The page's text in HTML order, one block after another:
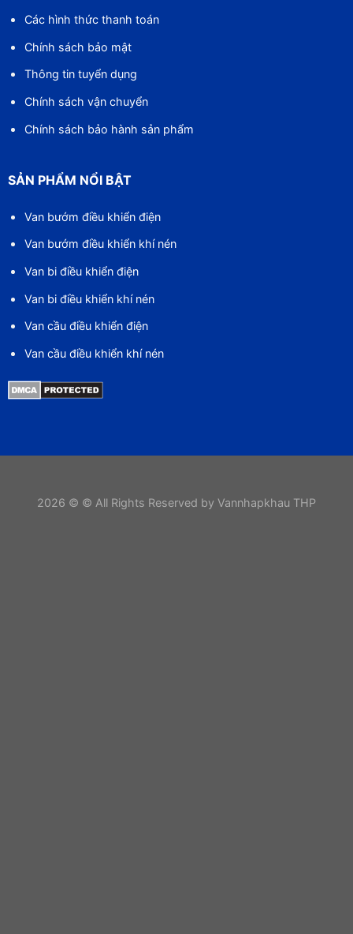
Các hình thức thanh toán
Chính sách bảo mật
Thông tin tuyển dụng
Chính sách vận chuyển
Chính sách bảo hành sản phẩm
SẢN PHẨM NỔI BẬT
Van bướm điều khiển điện
Van bướm điều khiển khí nén
Van bi điều khiển điện
Van bi điều khiển khí nén
Van cầu điều khiển điện
Van cầu điều khiển khí nén
2026 © © All Rights Reserved by Vannhapkhau THP